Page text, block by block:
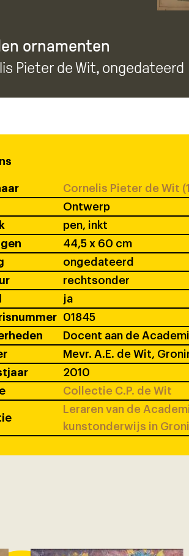
ornamenten
Pieter de Wit, ongedateerd
Cornelis Pieter de Wit
Ontwerp
pen, inkt
44,5 x 60 cm
ongedateerd
rechtsonder
ja
01845
Docent aan de
Mevr. A.E. de Wit,
2010
Collectie C.P. de Wit
Leraren van de
kunstonderwijs in